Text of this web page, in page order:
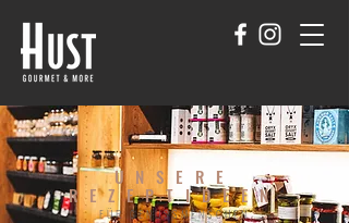
UNSERE
REZEPTIDEEN
FÜR GENUSSMENSCHEN